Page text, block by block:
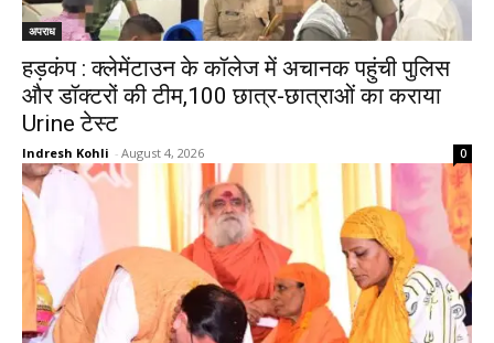
अपराध
हड़कंप : क्लेमेंटाउन के कॉलेज में अचानक पहुंची पुलिस
और डॉक्टरों की टीम,100 छात्र-छात्राओं का कराया
Urine टेस्ट
Indresh Kohli - August 4, 2026 0